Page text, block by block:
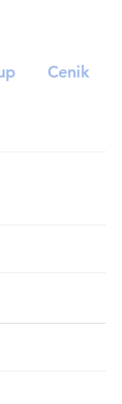
Cenik